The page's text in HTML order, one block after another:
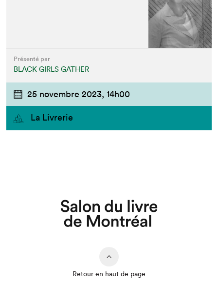
Présenté par
BLACK GIRLS GATHER
25 novembre 2023, 14h00
La Livrerie
Retour en haut de page